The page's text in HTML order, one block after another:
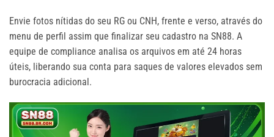
Envie fotos nítidas do seu RG ou CNH, frente e verso, através do
menu de perfil assim que finalizar seu cadastro na SN88. A
equipe de compliance analisa os arquivos em até 24 horas
úteis, liberando sua conta para saques de valores elevados sem
burocracia adicional.